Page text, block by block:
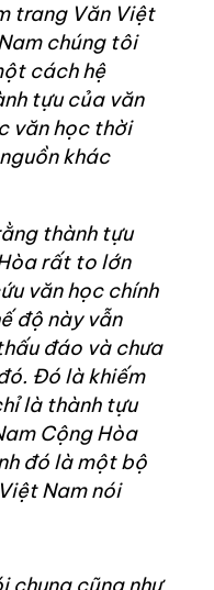
trang Văn Việt
chúng tôi
cách hệ
tựu của văn
văn học thời
khác
thành tựu
rất to lớn
văn học chính
độ này vẫn
đáo và chưa
Đó là khiếm
là thành tựu
Cộng Hòa
đó là một bộ
Nam nói